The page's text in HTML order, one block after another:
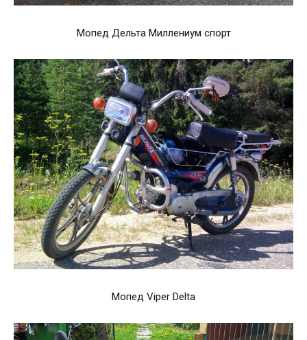
Мопед Дельта Миллениум спорт
Мопед Viper Delta